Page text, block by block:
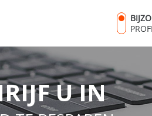
U IN